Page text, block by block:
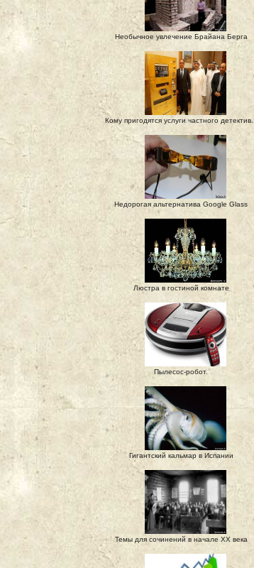
Необычное увлечение Брайана Берга
Кому пригодятся услуги частного детектив...
Недорогая альтернатива Google Glass
Люстра в гостиной комнате
Пылесос-робот.
Гигантский кальмар в Испании
Темы для сочинений в начале XX века